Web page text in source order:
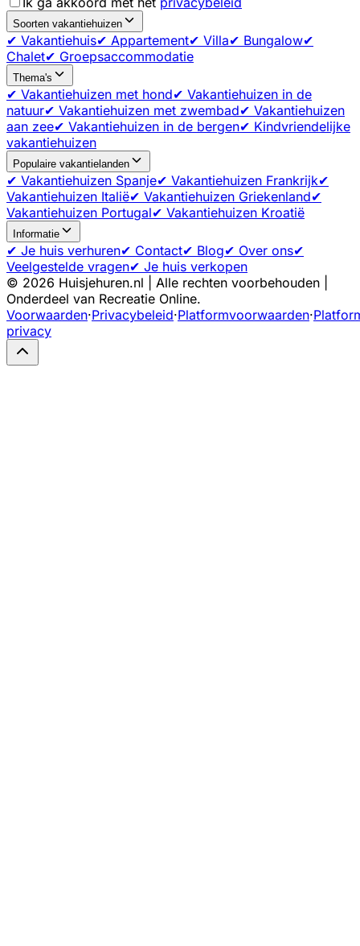
Soorten vakantiehuizen
✔ Vakantiehuis✔ Appartement✔ Villa✔ Bungalow✔
Chalet✔ Groepsaccommodatie
Thema's
✔ Vakantiehuizen met hond✔ Vakantiehuizen in de
natuur✔ Vakantiehuizen met zwembad✔ Vakantiehuizen
aan zee✔ Vakantiehuizen in de bergen✔ Kindvriendelijke
vakantiehuizen
Populaire vakantielanden
✔ Vakantiehuizen Spanje✔ Vakantiehuizen Frankrijk✔
Vakantiehuizen Italië✔ Vakantiehuizen Griekenland✔
Vakantiehuizen Portugal✔ Vakantiehuizen Kroatië
Informatie
✔ Je huis verhuren✔ Contact✔ Blog✔ Over ons✔
Veelgestelde vragen✔ Je huis verkopen
© 2026 Huisjehuren.nl | Alle rechten voorbehouden |
Onderdeel van Recreatie Online.
Voorwaarden·Privacybeleid·Platformvoorwaarden·
privacy